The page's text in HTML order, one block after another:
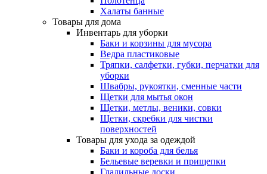
Халаты банные
Товары для дома
Инвентарь для уборки
Баки и корзины для мусора
Ведра пластиковые
Тряпки, салфетки, губки, перчатки для
уборки
Швабры, рукоятки, сменные части
Щетки для мытья окон
Щетки, метлы, веники, совки
Щетки, скребки для чистки
поверхностей
Товары для ухода за одеждой
Баки и короба для белья
Бельевые веревки и прищепки
Гладильные доски